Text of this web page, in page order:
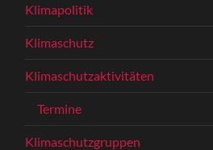
Klimapolitik
Klimaschutz
Klimaschutzaktivitäten
Termine
Klimaschutzgruppen